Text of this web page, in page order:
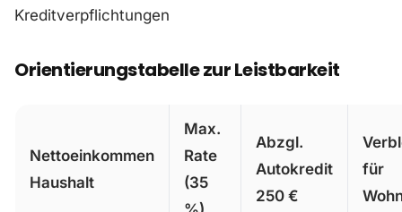
Kreditverpflichtungen
Orientierungstabelle zur Leistbarkeit
Nettoeinkommen
Haushalt
Max.
Rate
(35
Abzgl.
Autokredit
250 €
für